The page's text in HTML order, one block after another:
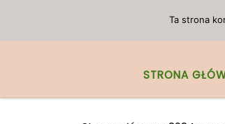
STRONA
Ta strona